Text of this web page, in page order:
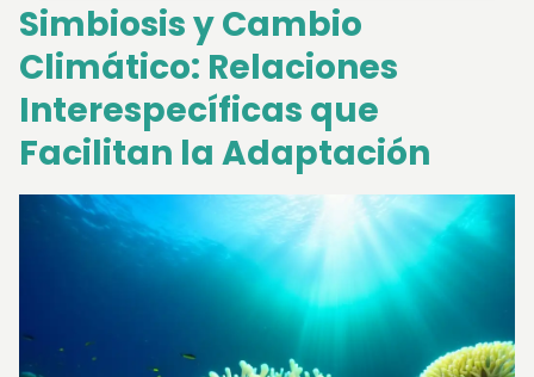
Simbiosis y Cambio
Climático: Relaciones
Interespecíficas que
Facilitan la Adaptación